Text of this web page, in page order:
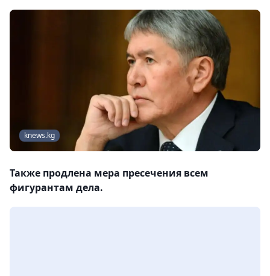
knews.kg
Также продлена мера пресечения всем
фигурантам дела.